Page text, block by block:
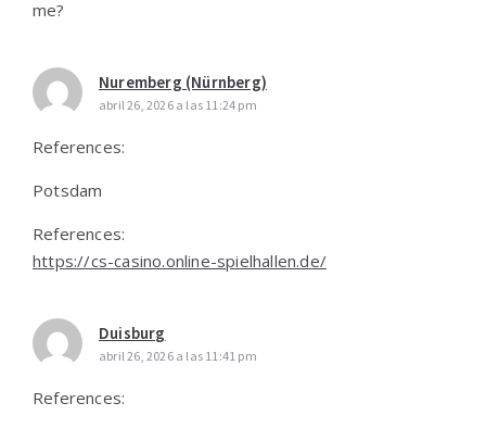
me?
Nuremberg (Nürnberg)
abril 26, 2026 a las 11:24 pm
References:
Potsdam
References:
https://cs-casino.online-spielhallen.de/
Duisburg
abril 26, 2026 a las 11:41 pm
References: